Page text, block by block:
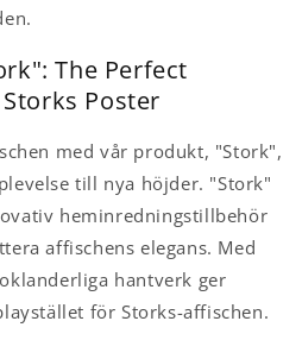
The Perfect
Poster
med vår produkt, "Stork",
till nya höjder. "Stork"
heminredningstillbehör
affischens elegans. Med
hantverk ger
för Storks-affischen.